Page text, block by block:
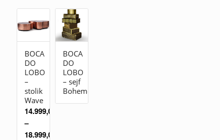
BOCA
DO
LOBO
–
stolik
Wave
14.999,00
–
18.999,00
BOCA
DO
LOBO
– sejf
Boheme